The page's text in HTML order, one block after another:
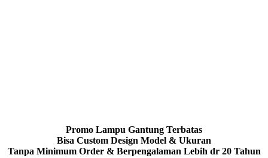
Promo Lampu Gantung Terbatas
Bisa Custom Design Model & Ukuran
Tanpa Minimum Order & Berpengalaman Lebih dr 20 Tahun